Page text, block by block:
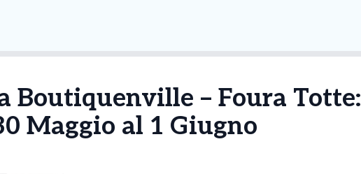
Boutiquenville – Foura Totte:
Maggio al 1 Giugno